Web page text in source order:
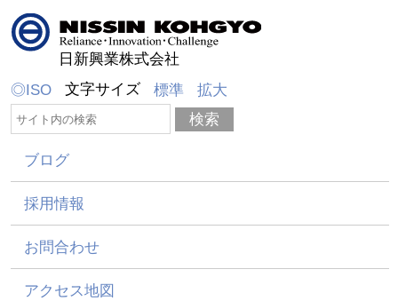
日新興業株式会社
◎ISO
文字サイズ 標準 拡大
ブログ
採用情報
お問合わせ
アクセス地図